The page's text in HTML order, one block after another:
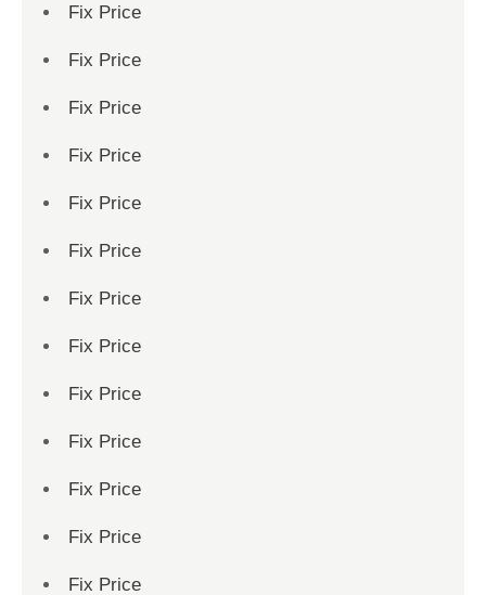
Fix Price
Fix Price
Fix Price
Fix Price
Fix Price
Fix Price
Fix Price
Fix Price
Fix Price
Fix Price
Fix Price
Fix Price
Fix Price